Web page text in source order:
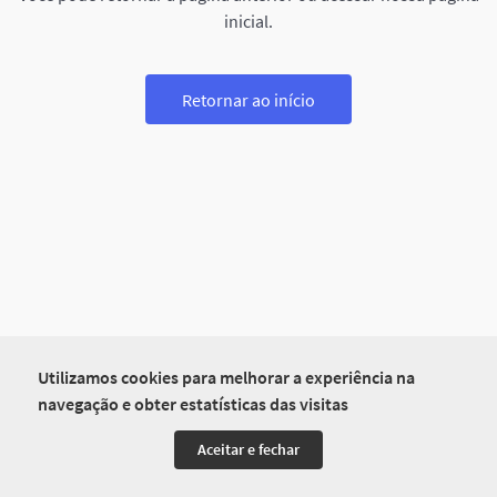
Utilizamos cookies para melhorar a experiência na
navegação e obter estatísticas das visitas
Aceitar e fechar
inicial.
Retornar ao início